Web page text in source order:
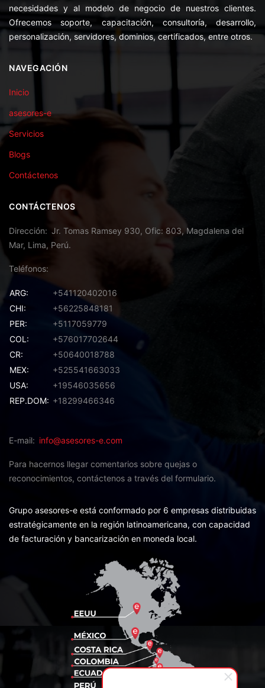
necesidades y al modelo de negocio de nuestros clientes.
Ofrecemos soporte, capacitación, consultoría, desarrollo,
personalización, servidores, dominios, certificados, entre otros.
NAVEGACIÓN
Inicio
asesores-e
Servicios
Blogs
Contáctenos
CONTÁCTENOS
Dirección
Jr. Tomas Ramsey 930, Ofic: 803, Magdalena del
Mar, Lima, Perú.
Teléfonos
ARG:
+541120402016
CHI:
+56225848181
PER:
+5117059779
COL:
+576017702644
CR:
+50640018788
MEX:
+525541663033
USA:
+19546035656
REP.DOM: +18299466346
E-mail info@asesores-e.com
Para hacernos llegar comentarios sobre quejas o
reconocimientos, contáctenos a través del formulario.
Grupo asesores-e está conformado por 6 empresas distribuidas
estratégicamente en la región latinoamericana, con capacidad
de facturación y bancarización en moneda local.